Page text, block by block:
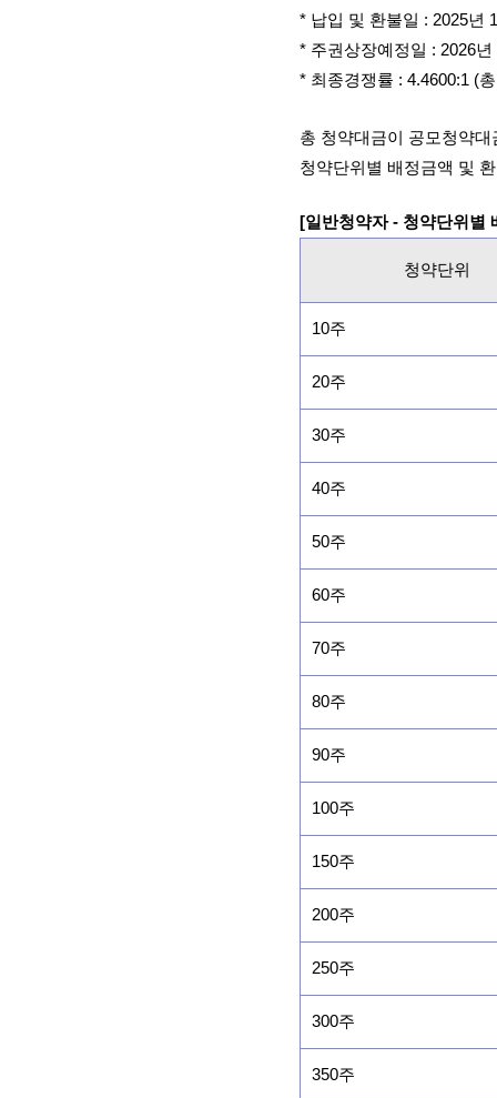
* 납입 및 환불일 : 2025년
* 주권상장예정일 : 2026
* 최종경쟁률 : 4.4600:1 (
총 청약대금이 공모청약
청약단위별 배정금액 및
[일반청약자 - 청약단위별
청약단위
10주
20주
30주
40주
50주
60주
70주
80주
90주
100주
150주
200주
250주
300주
350주